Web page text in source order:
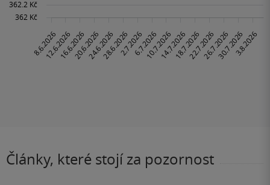
Články, které stojí za pozornost